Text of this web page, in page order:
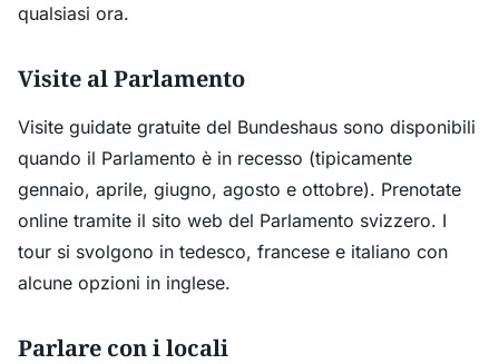
qualsiasi ora.
Visite al Parlamento
Visite guidate gratuite del Bundeshaus sono disponibili
quando il Parlamento è in recesso (tipicamente
gennaio, aprile, giugno, agosto e ottobre). Prenotate
online tramite il sito web del Parlamento svizzero. I
tour si svolgono in tedesco, francese e italiano con
alcune opzioni in inglese.
Parlare con i locali